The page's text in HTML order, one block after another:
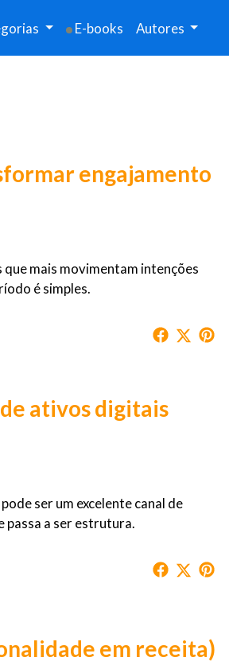
E-books Autores
engajamento
que mais movimentam intenções
é simples.
ativos digitais
ser um excelente canal de
passa a ser estrutura.
em receita)